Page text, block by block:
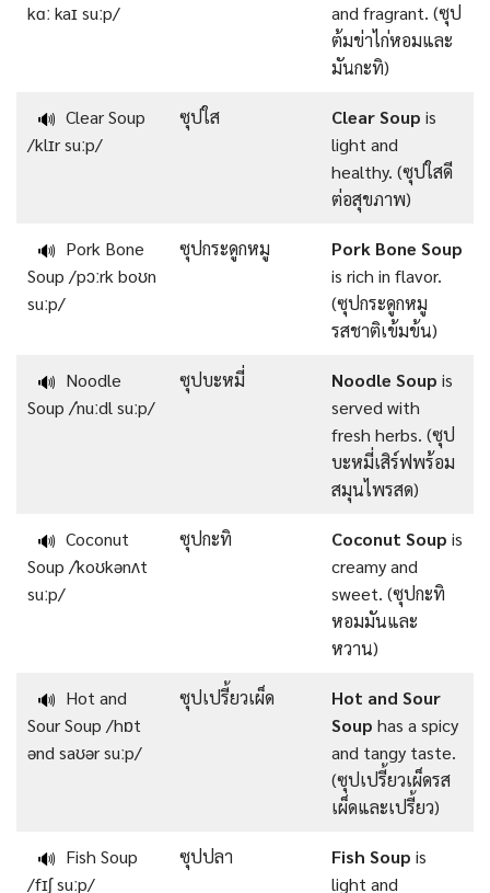
kɑː kaɪ suːp/
and fragrant. (ซุป
ต้มข่าไก่หอมและ
มันกะทิ)
🔊 Clear Soup
/klɪr suːp/
ซุปใส Clear Soup is
light and
healthy. (ซุปใสดี
ต่อสุขภาพ)
🔊 Pork Bone
Soup /pɔːrk boʊn
suːp/
ซุปกระดูกหมู
Pork Bone Soup
is rich in flavor.
(ซุปกระดูกหมู
รสชาติเข้มข้น)
🔊 Noodle
Soup /ˈnuːdl suːp/
ซุปบะหมี่ Noodle Soup is
served with
fresh herbs. (ซุป
บะหมี่เสิร์ฟพร้อม
สมุนไพรสด)
🔊 Coconut
Soup /ˈkoʊkənʌt
suːp/
ซุปกะทิ Coconut Soup is
creamy and
sweet. (ซุปกะทิ
หอมมันและ
หวาน)
🔊 Hot and
Sour Soup /hɒt
ənd saʊər suːp/
ซุปเปรี้ยวเผ็ด
Hot and Sour
Soup has a spicy
and tangy taste.
(ซุปเปรี้ยวเผ็ดรส
เผ็ดและเปรี้ยว)
🔊 Fish Soup
/fɪʃ suːp/
ซุปปลา Fish Soup is
light and